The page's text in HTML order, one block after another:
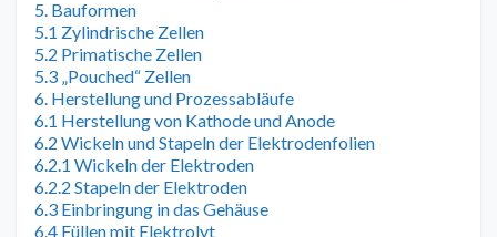
5. Bauformen
5.1 Zylindrische Zellen
5.2 Primatische Zellen
5.3 „Pouched“ Zellen
6. Herstellung und Prozessabläufe
6.1 Herstellung von Kathode und Anode
6.2 Wickeln und Stapeln der Elektrodenfolien
6.2.1 Wickeln der Elektroden
6.2.2 Stapeln der Elektroden
6.3 Einbringung in das Gehäuse
6.4 Füllen mit Elektrolyt